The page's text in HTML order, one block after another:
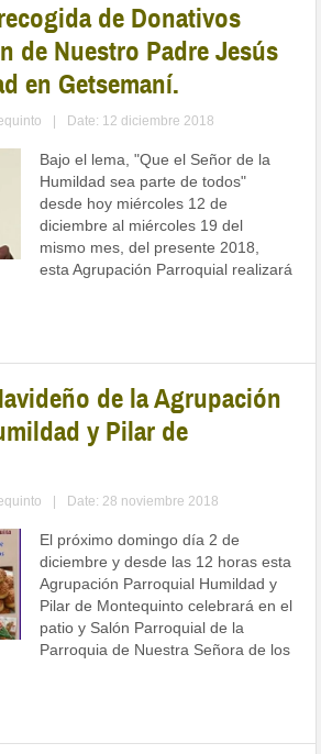
de Donativos
de Nuestro Padre Jesús
en Getsemaní.
Date: 12 diciembre 2018
Bajo el lema, "Que el Señor de la
Humildad sea parte de todos"
desde hoy miércoles 12 de
diciembre al miércoles 19 del
mismo mes, del presente 2018,
esta Agrupación Parroquial realizará
de la Agrupación
y Pilar de
Date: 28 noviembre 2018
El próximo domingo día 2 de
diciembre y desde las 12 horas esta
Agrupación Parroquial Humildad y
Pilar de Montequinto celebrará en el
patio y Salón Parroquial de la
Parroquia de Nuestra Señora de los